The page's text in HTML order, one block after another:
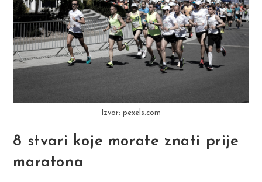
Izvor: pexels.com
8 stvari koje morate znati prije
maratona